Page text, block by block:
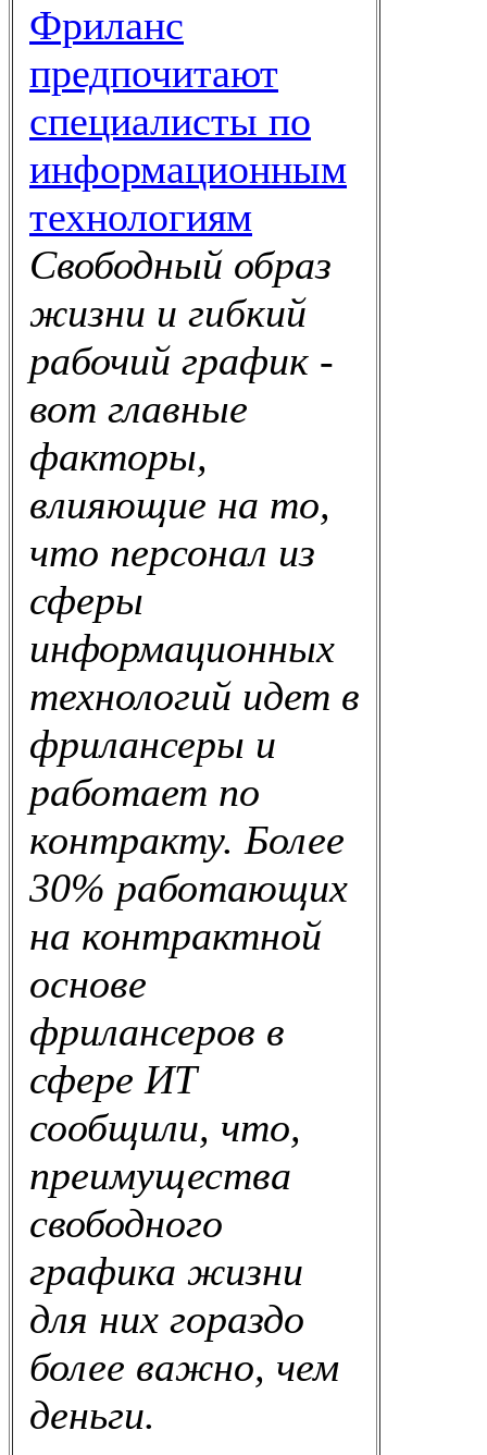
Фриланс
предпочитают
специалисты по
информационным
технологиям
Свободный образ
жизни и гибкий
рабочий график -
вот главные
факторы,
влияющие на то,
что персонал из
сферы
информационных
технологий идет в
фрилансеры и
работает по
контракту. Более
30% работающих
на контрактной
основе
фрилансеров в
сфере ИТ
сообщили, что,
преимущества
свободного
графика жизни
для них гораздо
более важно, чем
деньги.